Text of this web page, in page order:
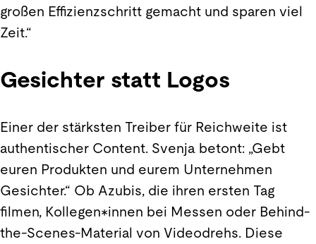
großen Effizienzschritt gemacht und sparen viel
Zeit.“
Gesichter statt Logos
Einer der stärksten Treiber für Reichweite ist
authentischer Content. Svenja betont: „Gebt
euren Produkten und eurem Unternehmen
Gesichter.“ Ob Azubis, die ihren ersten Tag
filmen, Kollegen*innen bei Messen oder Behind-
the-Scenes-Material von Videodrehs. Diese